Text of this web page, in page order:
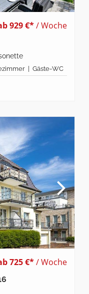
929 €*/ Woche
| Gäste-WC
725 €*/ Woche